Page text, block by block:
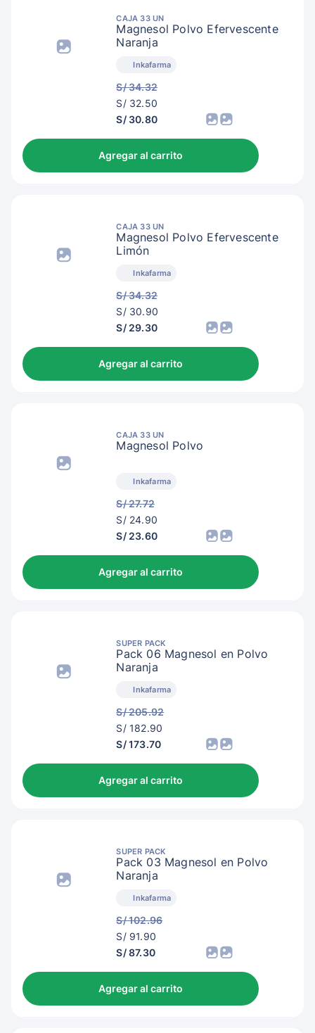
CAJA 33 UN
Magnesol Polvo Efervescente
Naranja
Inkafarma
S/ 34.32
S/
35.50
S/ 32.50
S/ 30.80
Agregar al carrito
CAJA 33 UN
Magnesol Polvo Efervescente
Limón
Inkafarma
S/ 34.32
S/
33.90
S/ 30.90
S/ 29.30
Agregar al carrito
CAJA 33 UN
Magnesol Polvo
Inkafarma
S/ 27.72
S/
27.90
S/ 24.90
S/ 23.60
Agregar al carrito
SUPER PACK
Pack 06 Magnesol en Polvo
Naranja
Inkafarma
S/ 205.92
S/
185.90
S/ 182.90
S/ 173.70
Agregar al carrito
SUPER PACK
Pack 03 Magnesol en Polvo
Naranja
Inkafarma
S/ 102.96
S/
94.90
S/ 91.90
S/ 87.30
Agregar al carrito